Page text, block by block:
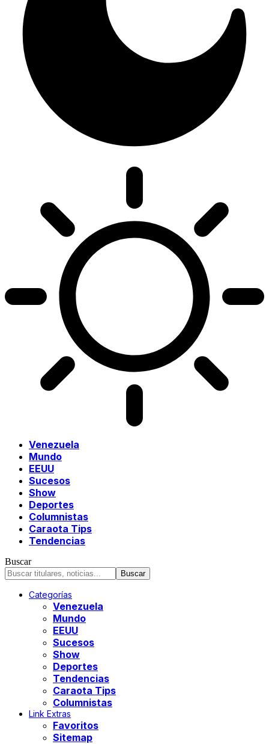
Venezuela
Mundo
EEUU
Sucesos
Show
Deportes
Columnistas
Caraota Tips
Tendencias
Buscar
Categorías
Venezuela
Mundo
EEUU
Sucesos
Show
Deportes
Tendencias
Caraota Tips
Columnistas
Link Extras
Favoritos
Sitemap